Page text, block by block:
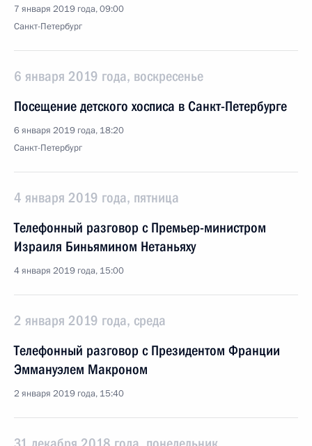
7 января 2019 года, 09:00
Санкт-Петербург
6 января 2019 года, воскресенье
Посещение детского хосписа в Санкт-Петербурге
6 января 2019 года, 18:20
Санкт-Петербург
4 января 2019 года, пятница
Телефонный разговор с Премьер-министром
Израиля Биньямином Нетаньяху
4 января 2019 года, 15:00
2 января 2019 года, среда
Телефонный разговор с Президентом Франции
Эммануэлем Макроном
2 января 2019 года, 15:40